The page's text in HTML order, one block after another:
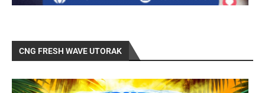
CNG FRESH WAVE UTORAK